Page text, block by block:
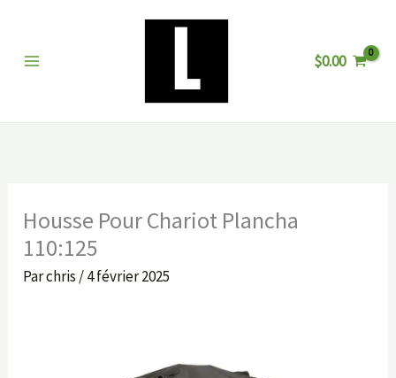
contenu
$0.00
Housse Pour Chariot Plancha
110:125
Parchris /4 février 2025